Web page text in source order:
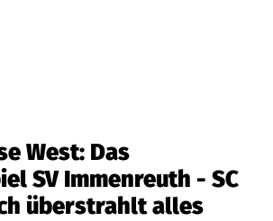
West: Das
SV Immenreuth - SC
überstrahlt alles